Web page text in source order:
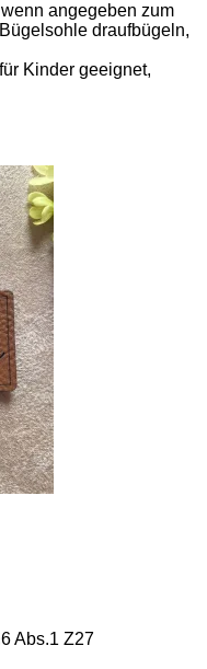
angegeben zum
draufbügeln,
Kinder geeignet,
Abs.1 Z27